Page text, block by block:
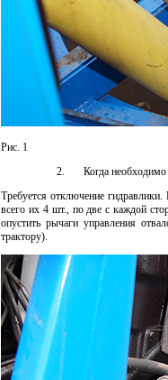
Рис. 1
2. Когда необходимо
Требуется отключение
всего их 4 шт., по две с каждой
опустить рычаги управления
трактору).